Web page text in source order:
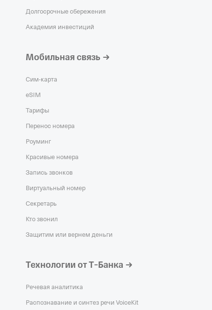
Долгосрочные сбережения
Академия инвестиций
Мобильная связь
Сим‑карта
eSIM
Тарифы
Перенос номера
Роуминг
Красивые номера
Запись звонков
Виртуальный номер
Секретарь
Кто звонил
Защитим или вернем деньги
Технологии от Т‑Банка
Речевая аналитика
Распознавание и синтез речи VoiceKit